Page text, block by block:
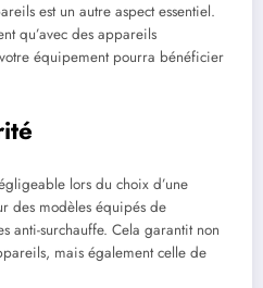
est un autre aspect essentiel.
qu’avec des appareils
équipement pourra bénéficier
lors du choix d’une
des modèles équipés de
anti-surchauffe. Cela garantit non
mais également celle de